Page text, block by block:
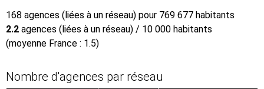
168 agences (liées à un réseau) pour 769 677 habitants
2.2 agences (liées à un réseau) / 10 000 habitants
(moyenne France : 1.5)
Nombre d'agences par réseau